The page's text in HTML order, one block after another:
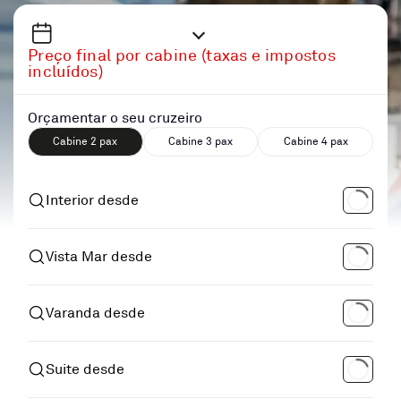
Preço final por cabine (taxas e impostos
incluídos)
Orçamentar o seu cruzeiro
Cabine 2 pax Cabine 3 pax Cabine 4 pax
Interior desde
Vista Mar desde
Varanda desde
Suite desde